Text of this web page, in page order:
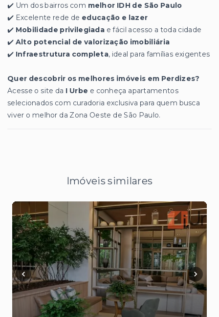
✔️ Um dos bairros com melhor IDH de São Paulo
✔️ Excelente rede de educação e lazer
✔️ Mobilidade privilegiada e fácil acesso a toda cidade
✔️ Alto potencial de valorização imobiliária
✔️ Infraestrutura completa, ideal para famílias exigentes
Quer descobrir os melhores imóveis em Perdizes?
Acesse o site da I Urbe e conheça apartamentos
selecionados com curadoria exclusiva para quem busca
viver o melhor da Zona Oeste de São Paulo.
Imóveis similares